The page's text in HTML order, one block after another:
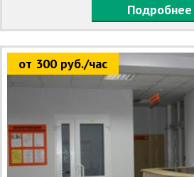
Подробнее
от 300 руб./час